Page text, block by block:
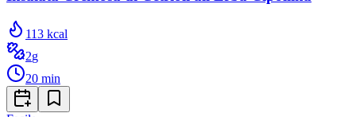
113 kcal
2g
20 min